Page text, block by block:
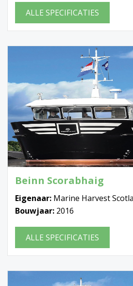
ALLE SPECIFICATIES
Beinn Scorabhaig
Eigenaar: Marine Harvest
Bouwjaar: 2016
ALLE SPECIFICATIES